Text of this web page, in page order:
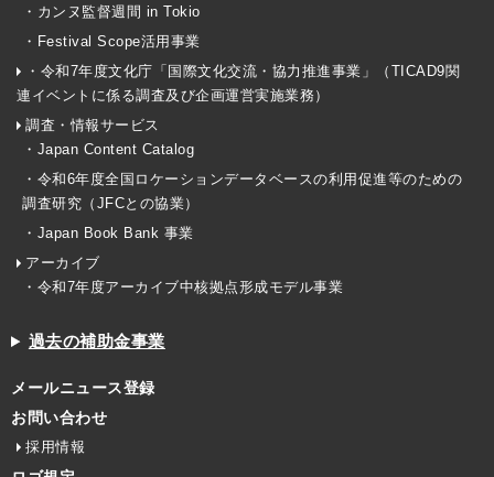
・カンヌ監督週間 in Tokio
・Festival Scope活用事業
・令和7年度文化庁「国際文化交流・協力推進事業」（TICAD9関
連イベントに係る調査及び企画運営実施業務）
調査・情報サービス
・Japan Content Catalog
・令和6年度全国ロケーションデータベースの利用促進等のための
調査研究（JFCとの協業）
・Japan Book Bank 事業
アーカイブ
・令和7年度アーカイブ中核拠点形成モデル事業
過去の補助金事業
メールニュース登録
お問い合わせ
採用情報